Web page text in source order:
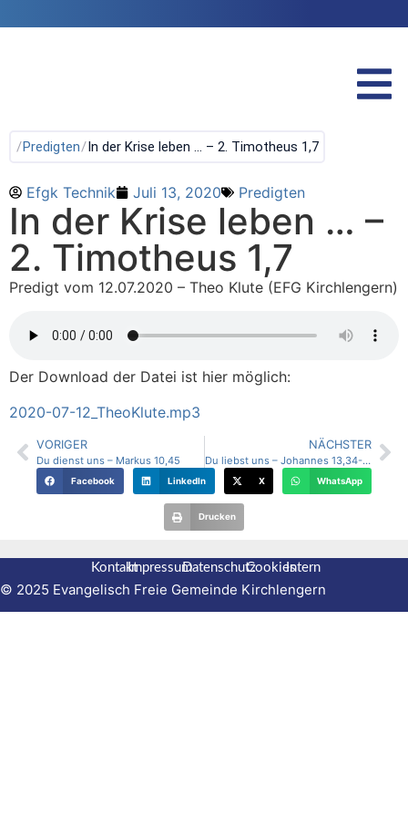
/Predigten/In der Krise leben … – 2. Timotheus 1,7
Efgk Technik Juli 13, 2020 Predigten
In der Krise leben … –
2. Timotheus 1,7
Predigt vom 12.07.2020 – Theo Klute (EFG Kirchlengern)
Der Download der Datei ist hier möglich:
2020-07-12_TheoKlute.mp3
VORIGER
Du dienst uns – Markus 10,45
NÄCHSTER
Du liebst uns – Johannes 13,34-35; u.a.
Facebook LinkedIn X WhatsApp
Drucken
KontaktImpressumDatenschutzCookiesIntern
© 2025 Evangelisch Freie Gemeinde Kirchlengern